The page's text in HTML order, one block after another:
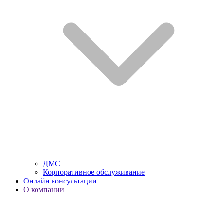
ДМС
Корпоративное обслуживание
Онлайн консультации
О компании